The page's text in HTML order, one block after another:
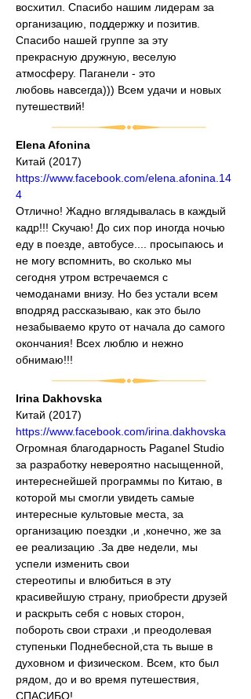
восхитил. Спасибо нашим лидерам за
организацию, поддержку и позитив.
Спасибо нашей группе за эту
прекрасную дружную, веселую
атмосферу. Паганели - это
любовь навсегда))) Всем удачи и новых
путешествий!
Elena Afonina
Китай (2017)
https://www.facebook.com/elena.afonina.14
4
Отлично! Жадно вглядывалась в каждый
кадр!!! Скучаю! До сих пор иногда ночью
еду в поезде, автобусе.... просыпаюсь и
не могу вспомнить, во сколько мы
сегодня утром встречаемся с
чемоданами внизу. Но без устали всем
вподряд рассказываю, как это было
незабываемо круто от начала до самого
окончания! Всех люблю и нежно
обнимаю!!!
Irina Dakhovska
Китай (2017)
https://www.facebook.com/irina.dakhovska
Огромная благодарность Paganel Studio
за разработку невероятно насыщенной,
интереснейшей программы по Китаю, в
которой мы смогли увидеть самые
интересные культовые места, за
организацию поездки ,и ,конечно, же за
ее реализацию .За две недели, мы
успели изменить свои
стереотипы и влюбиться в эту
красивейшую страну, приобрести друзей
и раскрыть себя с новых сторон,
побороть свои страхи ,и преодолевая
ступеньки Поднебесной,ста ть выше в
духовном и физическом. Всем, кто был
рядом, до и во время путешествия,
СПАСИБО!